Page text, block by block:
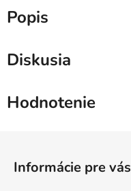
Popis
Diskusia
Hodnotenie
Informácie pre vás